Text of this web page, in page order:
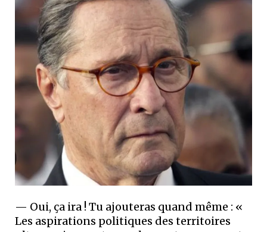
— Oui, ça ira ! Tu ajouteras quand même : «
Les aspirations politiques des territoires